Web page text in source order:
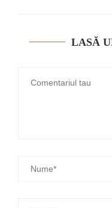
LASĂ